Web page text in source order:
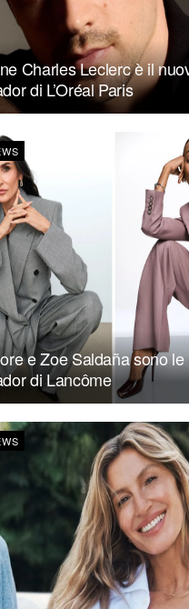
Charles Leclerc è il
di L’Oréal Paris
e Zoe Saldaña sono
di Lancôme